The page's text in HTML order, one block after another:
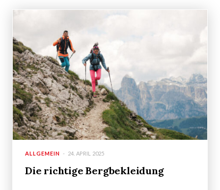
ALLGEMEIN 24. APRIL 2025
Die richtige Bergbekleidung